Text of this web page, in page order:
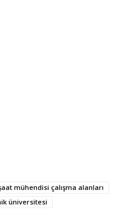
mühendisi çalışma alanları
üniversitesi